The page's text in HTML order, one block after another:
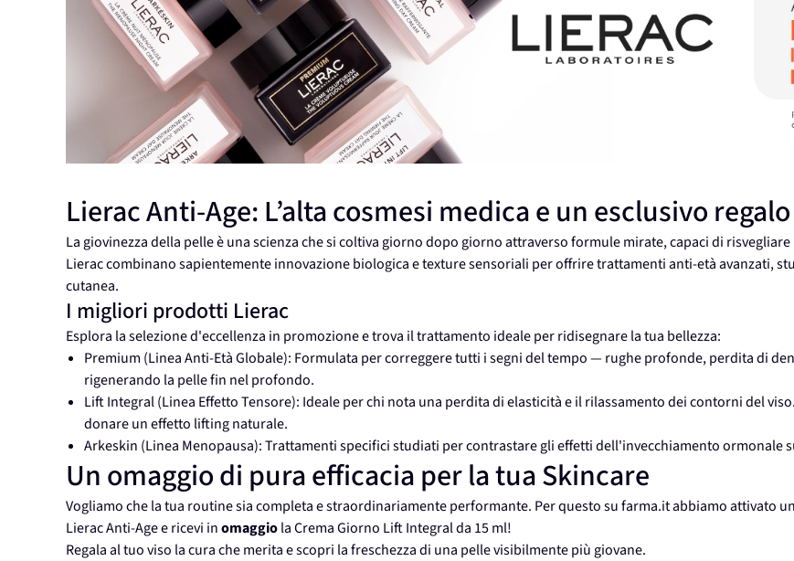
Lierac Anti-Age: L’alta cosmesi medica e un esclusivo
La giovinezza della pelle è una scienza che si coltiva giorno dopo giorno attraverso formule mirate, capaci di
Lierac combinano sapientemente innovazione biologica e texture sensoriali per offrire trattamenti anti-età avanzati,
cutanea.
I migliori prodotti Lierac
Esplora la selezione d'eccellenza in promozione e trova il trattamento ideale per ridisegnare la tua bellezza:
Premium (Linea Anti-Età Globale): Formulata per correggere tutti i segni del tempo — rughe profonde, perdita di
rigenerando la pelle fin nel profondo.
Lift Integral (Linea Effetto Tensore): Ideale per chi nota una perdita di elasticità e il rilassamento dei contorni del
donare un effetto lifting naturale.
Arkeskin (Linea Menopausa): Trattamenti specifici studiati per contrastare gli effetti dell'invecchiamento
Un omaggio di pura efficacia per la tua Skincare
Vogliamo che la tua routine sia completa e straordinariamente performante. Per questo su farma.it abbiamo attivato
Lierac Anti-Age e ricevi inomaggiola Crema Giorno Lift Integral da 15 ml!
Regala al tuo viso la cura che merita e scopri la freschezza di una pelle visibilmente più giovane.